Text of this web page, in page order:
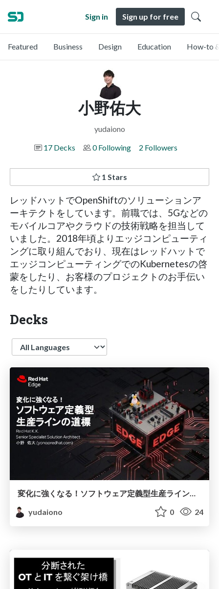
Sign in Sign up for free
Featured Business Design Education How-to
小野佑大
yudaiono
17 Decks
0 Following 2 Followers
1 Stars
レッドハットでOpenShiftのソリューションア
ーキテクトをしています。前職では、5Gなどの
モバイルコアやクラウドの技術戦略を担当して
いました。2018年頃よりエッジコンピューティ
ングに取り組んでおり、現在はレッドハットで
エッジコンピューティングでのKubernetesの啓
蒙をしたり、お客様のプロジェクトのお手伝い
をしたりしています。
Decks
Language
yudaiono
0 24